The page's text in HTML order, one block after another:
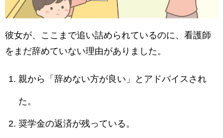
彼女が、ここまで追い詰められているのに、看護師
をまだ辞めていない理由がありました。
親から「辞めない方が良い」とアドバイスされ
た。
奨学金の返済が残っている。